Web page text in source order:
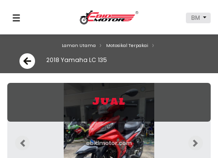
BM
Laman Utama Motosikal Terpakai
2018 Yamaha LC 135
Jual